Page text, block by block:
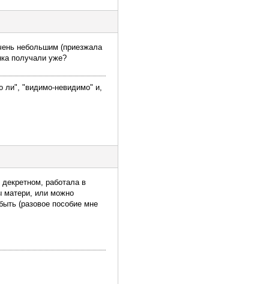
небольшим (приезжала
получали уже?
ли", "видимо-невидимо" и,
работала в
матери, или можно
(разовое пособие мне